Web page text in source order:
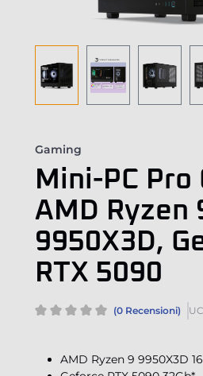
Gaming
Mini-PC Pro
AMD Ryzen
9950X3D,
RTX 5090
(0 Recensioni)
AMD Ryzen 9 9950X3D